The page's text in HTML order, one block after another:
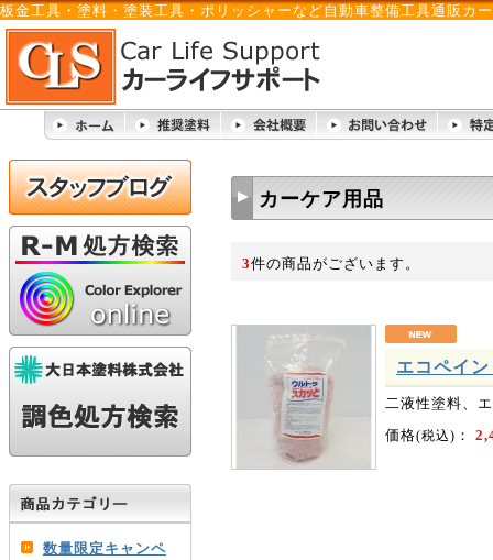
板金工具・塗料・塗装工具・ポリッシャーなど自動車整備工具通販カ
数量限定キャンペ
カーケア用品
3件の商品がございます。
エコペイ
二液性塗料、
価格(税込) ：